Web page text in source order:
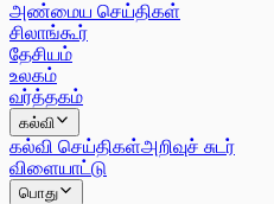
அண்மைய செய்திகள்
சிலாங்கூர்
தேசியம்
உலகம்
வர்த்தகம்
கல்வி
கல்வி செய்திகள்அறிவுச் சுடர்
விளையாட்டு
பொது